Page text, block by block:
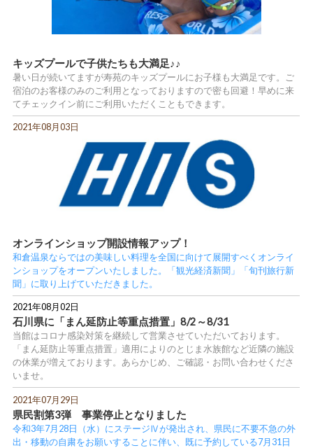
キッズプールで子供たちも大満足♪♪
暑い日が続いてますが寿苑のキッズプールにお子様も大満足です。ご
宿泊のお客様のみのご利用となっておりますので密も回避！早めに来
てチェックイン前にご利用いただくこともできます。
2021年08月03日
オンラインショップ開設情報アップ！
和倉温泉ならではの美味しい料理を全国に向けて展開すべくオンライ
ンショップをオープンいたしました。「観光経済新聞」「旬刊旅行新
聞」に取り上げていただきました。
2021年08月02日
石川県に「まん延防止等重点措置」8/2～8/31
当館はコロナ感染対策を継続して営業させていただいております。
「まん延防止等重点措置」適用によりのとじま水族館など近隣の施設
の休業が増えております。あらかじめ、ご確認・お問い合わせくださ
いませ。
2021年07月29日
県民割第3弾 事業停止となりました
令和3年7月28日（水）にステージⅣが発出され、県民に不要不急の外
出・移動の自粛をお願いすることに伴い、既に予約している7月31日